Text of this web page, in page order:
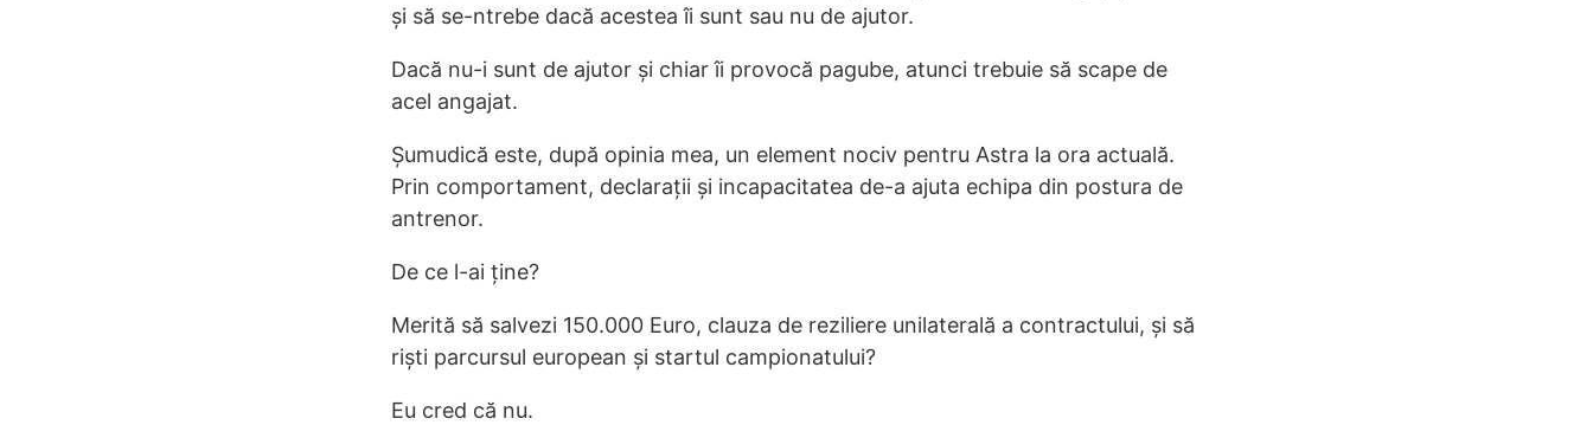
și să se-ntrebe dacă acestea îi sunt sau nu de ajutor.
Dacă nu-i sunt de ajutor și chiar îi provocă pagube, atunci trebuie să scape de
acel angajat.
Șumudică este, după opinia mea, un element nociv pentru Astra la ora actuală.
Prin comportament, declarații și incapacitatea de-a ajuta echipa din postura de
antrenor.
De ce l-ai ține?
Merită să salvezi 150.000 Euro, clauza de reziliere unilaterală a contractului, și să
riști parcursul european și startul campionatului?
Eu cred că nu.